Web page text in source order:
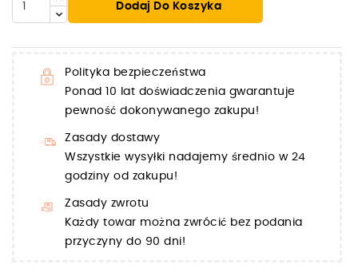
Dodaj Do Koszyka
Polityka bezpieczeństwa
Ponad 10 lat doświadczenia gwarantuje
pewność dokonywanego zakupu!
Zasady dostawy
Wszystkie wysyłki nadajemy średnio w 24
godziny od zakupu!
Zasady zwrotu
Każdy towar można zwrócić bez podania
przyczyny do 90 dni!